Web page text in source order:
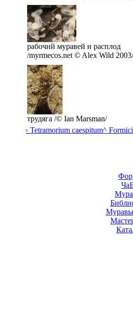
рабочий муравей и расплод
/myrmecos.net © Alex Wild 2003/
трудяга /© Ian Marsman/
‹ Tetramorium caespitum^